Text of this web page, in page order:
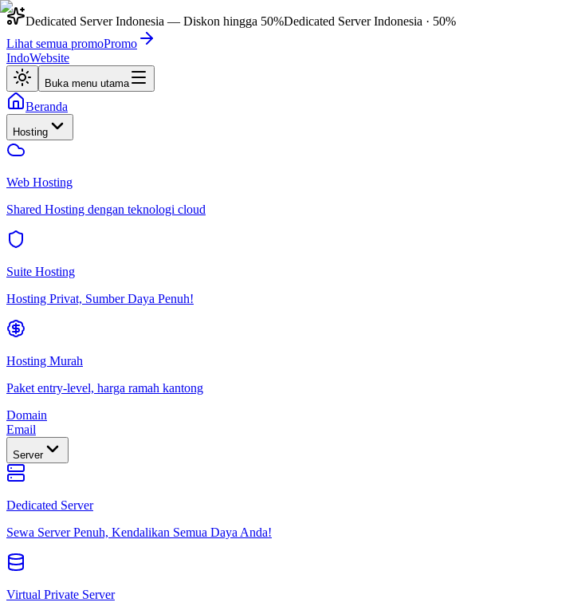
Dedicated Server Indonesia — Diskon hingga 50%Dedicated Server Indonesia · 50%
Lihat semua promoPromo
IndoWebsite
Buka menu utama
Beranda
Hosting
Web Hosting
Shared Hosting dengan teknologi cloud
Suite Hosting
Hosting Privat, Sumber Daya Penuh!
Hosting Murah
Paket entry-level, harga ramah kantong
Domain
Email
Server
Dedicated Server
Sewa Server Penuh, Kendalikan Semua Daya Anda!
Virtual Private Server